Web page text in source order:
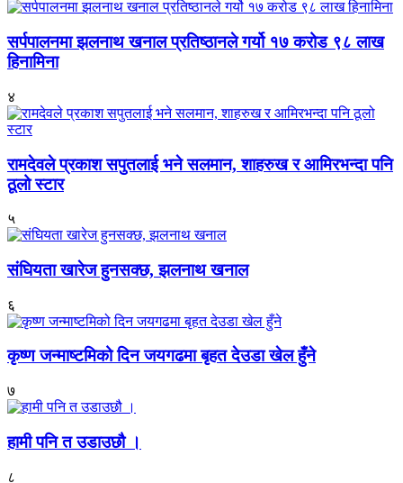
सर्पपालनमा झलनाथ खनाल प्रतिष्ठानले गर्यो १७ करोड ९८ लाख
हिनामिना
४
रामदेवले प्रकाश सपुतलाई भने सलमान, शाहरुख र आमिरभन्दा पनि
ठूलो स्टार
५
संघियता खारेज हुनसक्छ, झलनाथ खनाल
६
कृष्ण जन्माष्टमिको दिन जयगढमा बृहत देउडा खेल हुँने
७
हामी पनि त उडाउछौ ।
८